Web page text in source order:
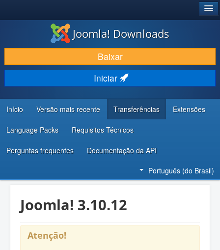
BAIXAR E APRIMORAR
DESCUBRA & APRENDA
COMUNIDADE & SUPORTE
RECURSOS PARA DESENVOLVEDORES
Joomla! Downloads
Baixar
Iniciar
Início Versão mais recente Transferências Extensões
Language Packs Requisitos Técnicos
Perguntas frequentes Documentação da API
Português (do Brasil)
Joomla! 3.10.12
Atenção!